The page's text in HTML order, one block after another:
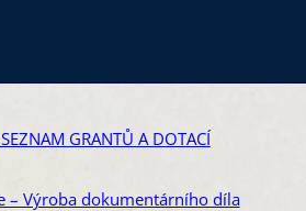
GRANTŮ A DOTACÍ
– Výroba dokumentárního díla